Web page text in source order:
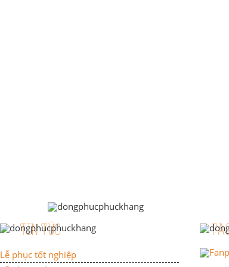
TIN TỨC
Lễ phục tốt nghiệp